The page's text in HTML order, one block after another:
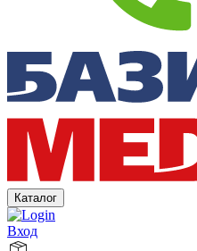
Каталог
Вход